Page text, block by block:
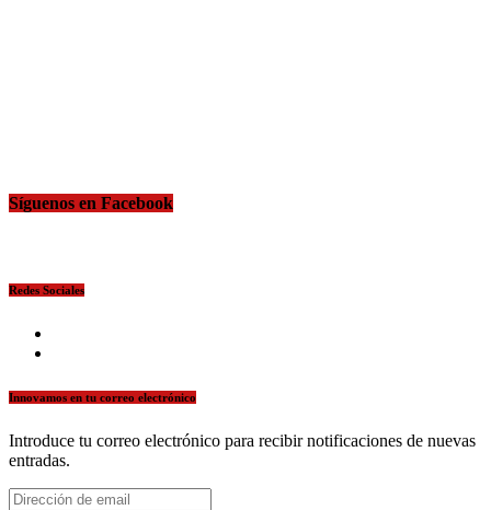
Síguenos en Facebook
Redes Sociales
Innovamos en tu correo electrónico
Introduce tu correo electrónico para recibir notificaciones de nuevas
entradas.
Dirección